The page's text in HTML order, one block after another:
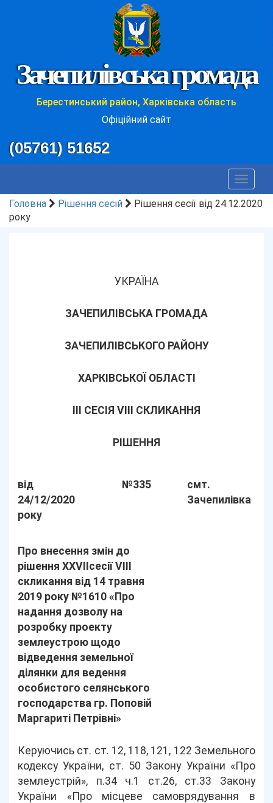
Зачепилівська громада
Берестинський район, Харківська область
Офіційний сайт
(05761) 51652
Toggle
Головна
Рішення сесій
Рішення сесії від 24.12.2020
року
УКРАЇНА
ЗАЧЕПИЛІВСЬКА ГРОМАДА
ЗАЧЕПИЛІВСЬКОГО РАЙОНУ
ХАРКІВСЬКОЇ ОБЛАСТІ
ІІІ СЕСІЯ VIII СКЛИКАННЯ
РІШЕННЯ
від
24/12/2020
року
№335
смт.
Зачепилівка
Про внесення змін до
рішення ХХVІІсесії VІІІ
скликання від 14 травня
2019 року №1610 «Про
надання дозволу на
розробку проекту
землеустрою щодо
відведення земельної
ділянки для ведення
особистого селянського
господарства гр. Поповій
Маргариті Петрівні»
Керуючись ст. ст. 12, 118, 121, 122 Земельного
кодексу України, ст. 50 Закону України «Про
землеустрій», п.34 ч.1 ст.26, ст.33 Закону
України «Про місцеве самоврядування в